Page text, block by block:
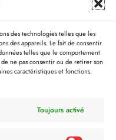
des technologies telles que les
des appareils. Le fait de consentir
telles que le comportement
ne pas consentir ou de retirer son
caractéristiques et fonctions.
Toujours activé